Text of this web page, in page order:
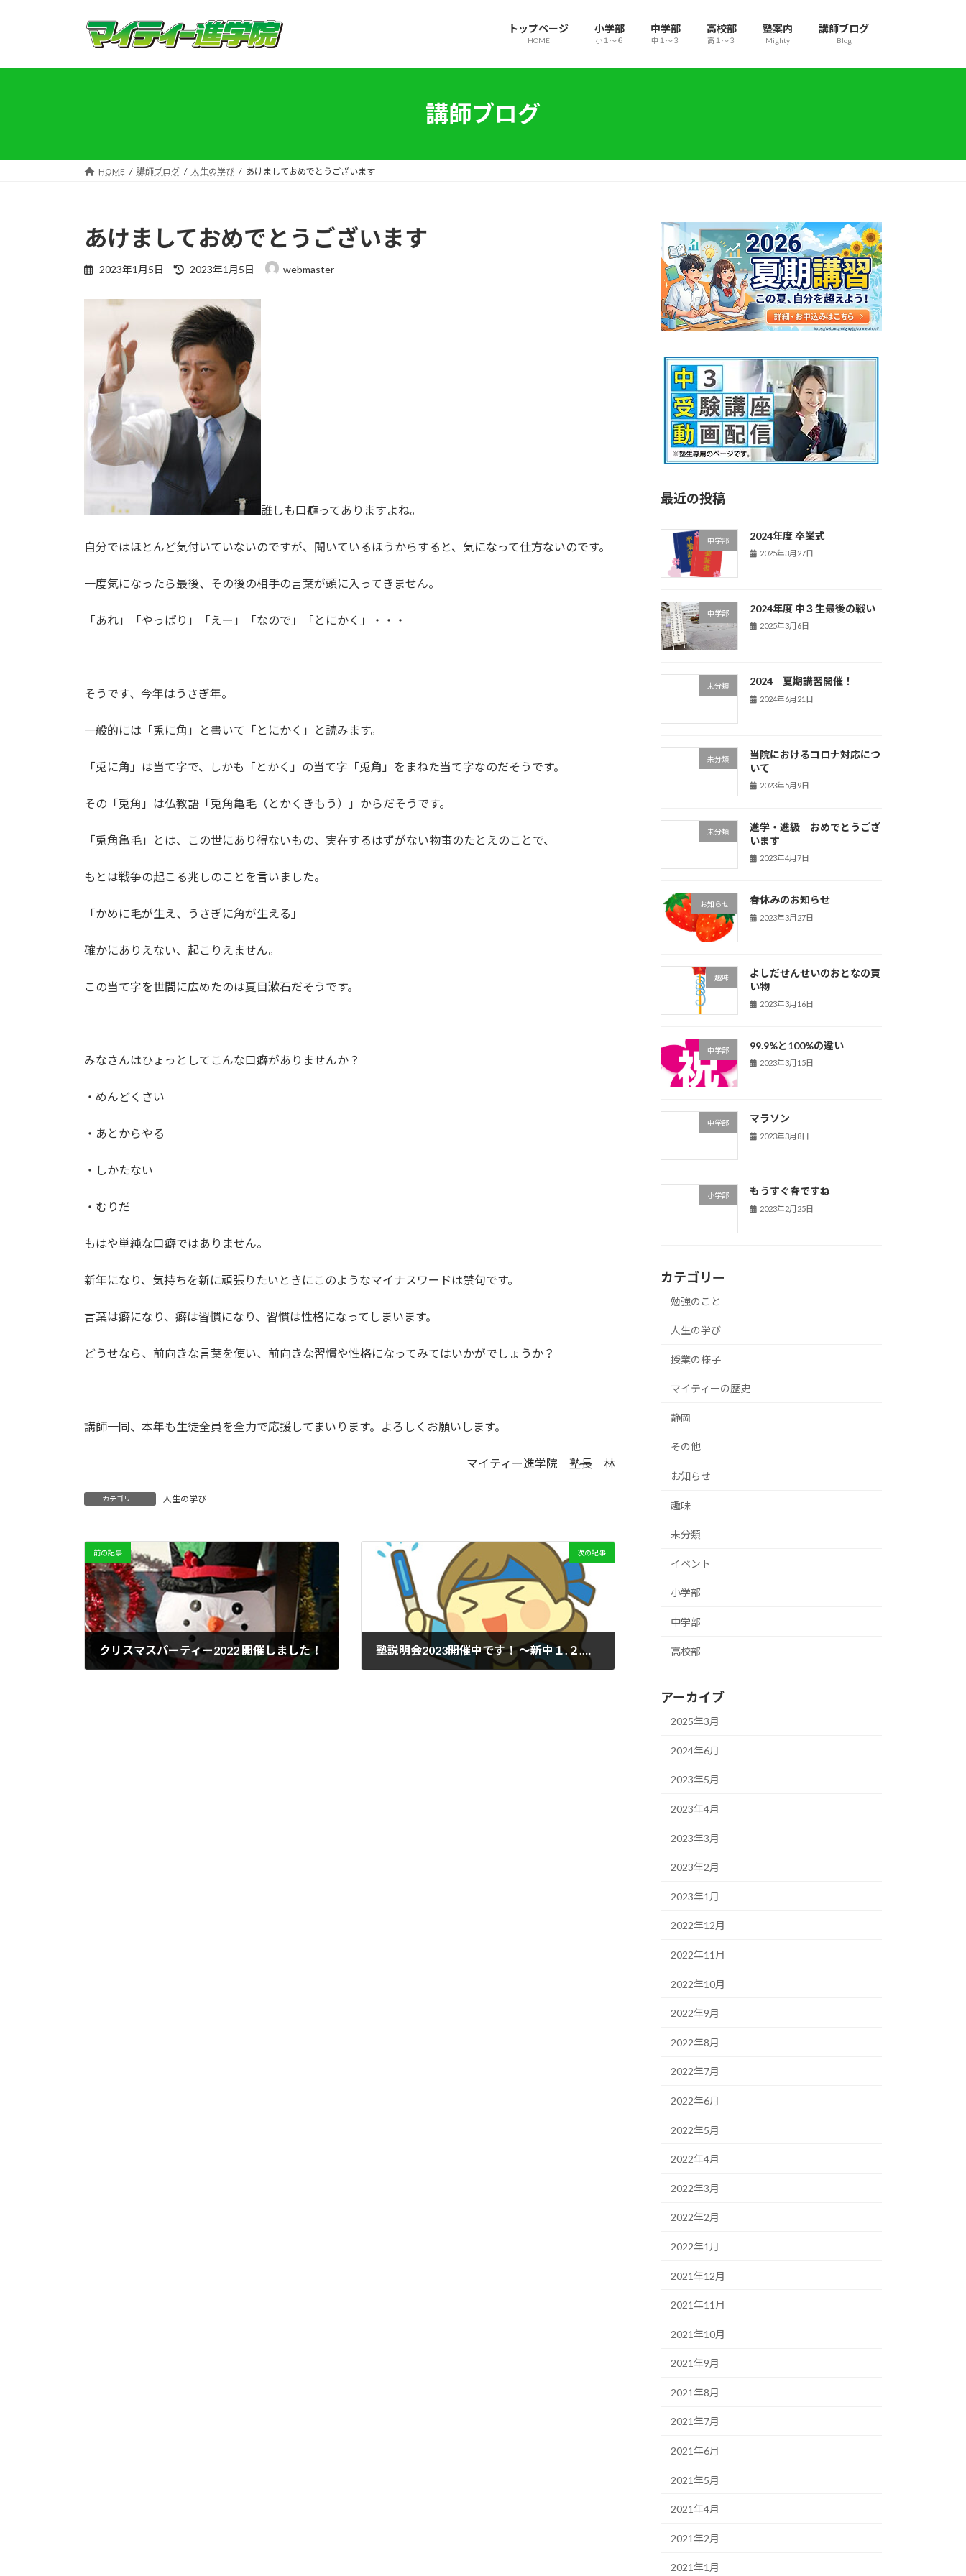
プ
動
トップページ
HOME
小学部
小１～６
中学部
中１～３
高校部
高１～３
塾案内
Mighty
講師ブログ
Blog
講師ブログ
HOME 講師ブログ 人生の学び あけましておめでとうございます
あけましておめでとうございます
2023年1月5日
最
新
日
時
:
2023年1月5日 webmaster
誰しも口癖ってありますよね。
自分ではほとんど気付いていないのですが、聞いているほうからすると、気になって仕方ないのです。
一度気になったら最後、その後の相手の言葉が頭に入ってきません。
「あれ」「やっぱり」「えー」「なので」「とにかく」・・・
そうです、今年はうさぎ年。
一般的には「兎に角」と書いて「とにかく」と読みます。
「兎に角」は当て字で、しかも「とかく」の当て字「兎角」をまねた当て字なのだそうです。
その「兎角」は仏教語「兎角亀毛（とかくきもう）」からだそうです。
「兎角亀毛」とは、この世にあり得ないもの、実在するはずがない物事のたとえのことで、
もとは戦争の起こる兆しのことを言いました。
「かめに毛が生え、うさぎに角が生える」
確かにありえない、起こりえません。
この当て字を世間に広めたのは夏目漱石だそうです。
みなさんはひょっとしてこんな口癖がありませんか？
・めんどくさい
・あとからやる
・しかたない
・むりだ
もはや単純な口癖ではありません。
新年になり、気持ちを新に頑張りたいときにこのようなマイナスワードは禁句です。
言葉は癖になり、癖は習慣になり、習慣は性格になってしまいます。
どうせなら、前向きな言葉を使い、前向きな習慣や性格になってみてはいかがでしょうか？
講師一同、本年も生徒全員を全力で応援してまいります。よろしくお願いします。
マイティー進学院 塾長 林
カテゴリー 人生の学び
前の記事
クリスマスパーティー2022 開催しました！
次の記事
塾説明会2023開催中です！ ～新中１.２.３年生の皆さまと保護者の方へ～
最近の投稿
中学部 2024年度 卒業式
2025年3月27日
中学部 2024年度 中３生最後の戦い
2025年3月6日
未分類 2024 夏期講習開催！
2024年6月21日
未分類
当院におけるコロナ対応につ
いて
2023年5月9日
未分類
進学・進級 おめでとうござ
います
2023年4月7日
お知らせ 春休みのお知らせ
2023年3月27日
趣味
よしだせんせいのおとなの買
い物
2023年3月16日
中学部 99.9%と100%の違い
2023年3月15日
中学部 マラソン
2023年3月8日
小学部 もうすぐ春ですね
2023年2月25日
カテゴリー
勉強のこと
人生の学び
授業の様子
マイティーの歴史
静岡
その他
お知らせ
趣味
未分類
イベント
小学部
中学部
高校部
アーカイブ
2025年3月
2024年6月
2023年5月
2023年4月
2023年3月
2023年2月
2023年1月
2022年12月
2022年11月
2022年10月
2022年9月
2022年8月
2022年7月
2022年6月
2022年5月
2022年4月
2022年3月
2022年2月
2022年1月
2021年12月
2021年11月
2021年10月
2021年9月
2021年8月
2021年7月
2021年6月
2021年5月
2021年4月
2021年2月
2021年1月